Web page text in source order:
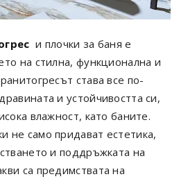
и плочки за баня е
на стилна, функционална и
става все по-
и устойчивостта си,
влажност, като баните.
не само придават естетика,
и поддръжката на
са предимствата на